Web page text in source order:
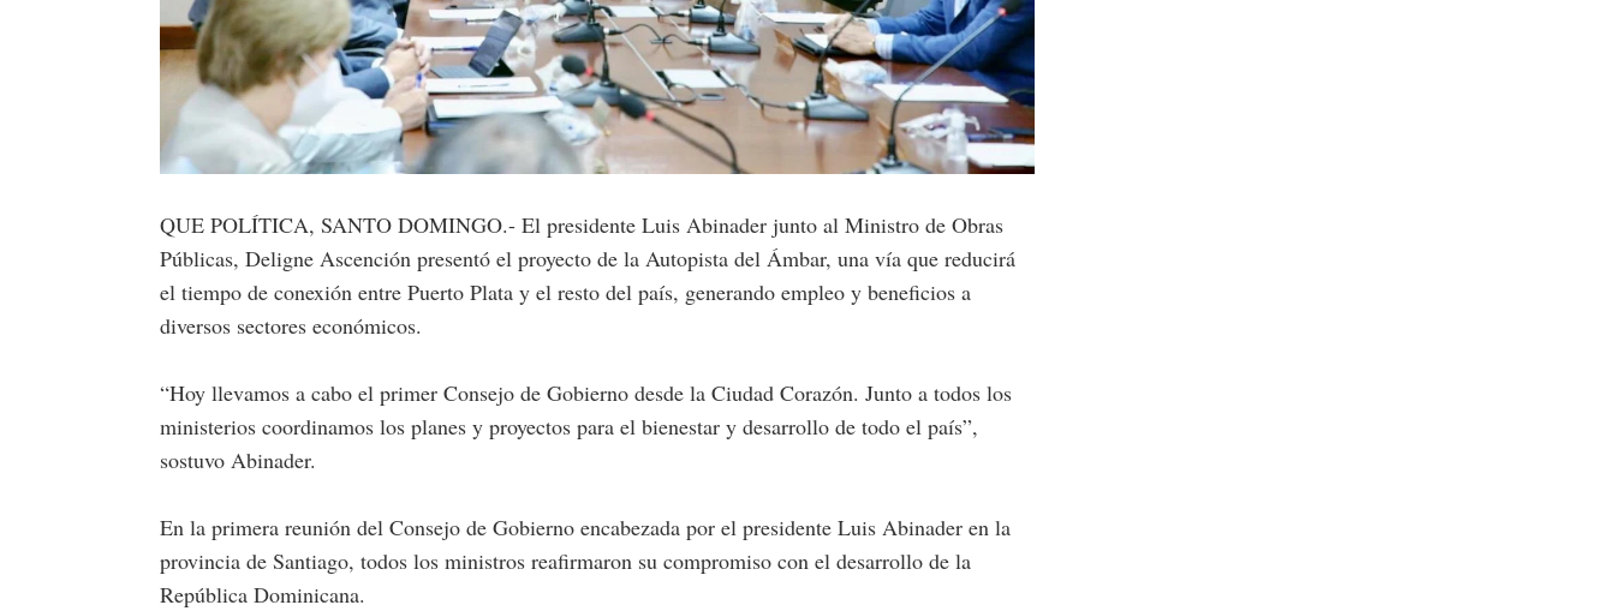
QUE POLÍTICA, SANTO DOMINGO.- El presidente Luis Abinader junto al Ministro de Obras
Públicas, Deligne Ascención presentó el proyecto de la Autopista del Ámbar, una vía que reducirá
el tiempo de conexión entre Puerto Plata y el resto del país, generando empleo y beneficios a
diversos sectores económicos.
“Hoy llevamos a cabo el primer Consejo de Gobierno desde la Ciudad Corazón. Junto a todos los
ministerios coordinamos los planes y proyectos para el bienestar y desarrollo de todo el país”,
sostuvo Abinader.
En la primera reunión del Consejo de Gobierno encabezada por el presidente Luis Abinader en la
provincia de Santiago, todos los ministros reafirmaron su compromiso con el desarrollo de la
República Dominicana.